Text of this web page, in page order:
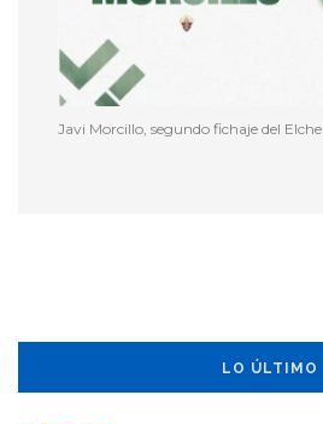
Javi Morcillo, segundo fichaje del Elche
LO ÚLTIMO